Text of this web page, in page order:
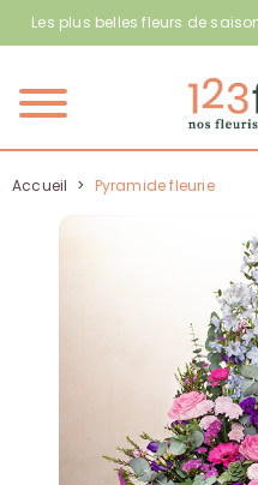
Les plus belles fleurs de
Menu
Accueil > Pyramide fleurie